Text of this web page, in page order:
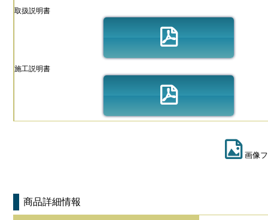
取扱説明書
施工説明書
画像
商品詳細情報